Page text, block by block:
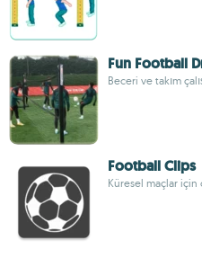
Fun Football
Beceri ve takım
Football Clips
Küresel maçlar için